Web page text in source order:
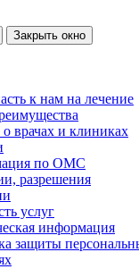
Закрыть окно
к нам на лечение
врачах и клиниках
по ОМС
разрешения
услуг
информация
защиты